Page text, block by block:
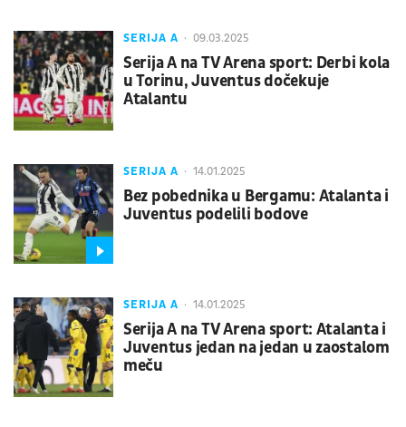
SERIJA A 09.03.2025
Serija A na TV Arena sport: Derbi kola
u Torinu, Juventus dočekuje
Atalantu
SERIJA A 14.01.2025
Bez pobednika u Bergamu: Atalanta i
Juventus podelili bodove
SERIJA A 14.01.2025
Serija A na TV Arena sport: Atalanta i
Juventus jedan na jedan u zaostalom
meču